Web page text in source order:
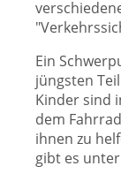
Ein
jüngsten
Kinder sind
dem
ihnen zu
gibt es